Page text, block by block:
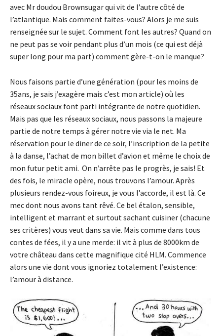
avec Mr doudou Brownsugar qui vit de l’autre côté de
l’atlantique. Mais comment faites-vous? Alors je me suis
renseignée sur le sujet. Comment font les autres? Quand on
ne peut pas se voir pendant plus d’un mois (ce qui est déjà
super long pour ma part) comment gère-t-on le manque?
Nous faisons partie d’une génération (pour les moins de
35ans, je sais j’exagère mais c’est mon article) où les
réseaux sociaux font parti intégrante de notre quotidien.
Mais pas que les réseaux sociaux, nous passons la majeure
partie de notre temps à gérer notre vie via le net. Ma
réservation pour le diner de ce soir, l’inscription de la petite
à la danse, l’achat de mon billet d’avion et même le choix de
mon futur petit ami. On n’arrête pas le progrès, je sais! Et
des fois, le miracle opère, nous trouvons l’amour. Après
plusieurs rendez-vous foireux, je vous l’accorde, il est là. Ce
mec dont nous avons tant rêvé. Ce bel étalon, sensible,
intelligent et marrant et surtout sachant cuisiner (chacune
ses critères) vous veut dans sa vie. Mais comme dans tous
contes de fées, il y a une merde: il vit à plus de 8000km de
votre château dans cette magnifique cité HLM. Commence
alors une vie dont vous ignoriez totalement l’existence:
l’amour à distance.